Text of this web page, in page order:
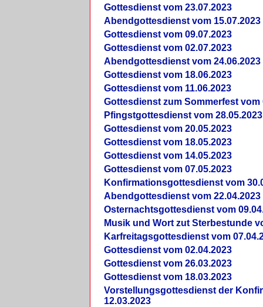
Gottesdienst vom 23.07.2023
Abendgottesdienst vom 15.07.2023
Gottesdienst vom 09.07.2023
Gottesdienst vom 02.07.2023
Abendgottesdienst vom 24.06.2023
Gottesdienst vom 18.06.2023
Gottesdienst vom 11.06.2023
Gottesdienst zum Sommerfest vom
Pfingstgottesdienst vom 28.05.2023
Gottesdienst vom 20.05.2023
Gottesdienst vom 18.05.2023
Gottesdienst vom 14.05.2023
Gottesdienst vom 07.05.2023
Konfirmationsgottesdienst vom
Abendgottesdienst vom 22.04.2023
Osternachtsgottesdienst vom
Musik und Wort zut Sterbestunde
Karfreitagsgottesdienst vom
Gottesdienst vom 02.04.2023
Gottesdienst vom 26.03.2023
Gottesdienst vom 18.03.2023
Vorstellungsgottesdienst der
12.03.2023